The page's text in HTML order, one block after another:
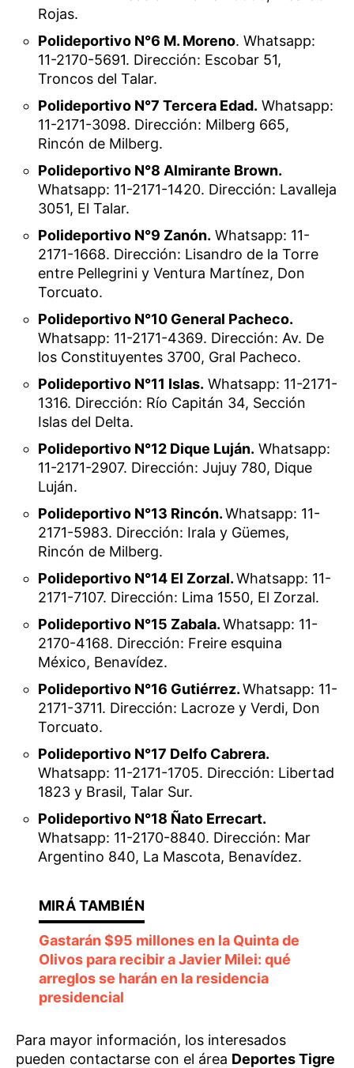
Rojas.
Polideportivo N°6 M. Moreno. Whatsapp:
11-2170-5691. Dirección: Escobar 51,
Troncos del Talar.
Polideportivo N°7 Tercera Edad. Whatsapp:
11-2171-3098. Dirección: Milberg 665,
Rincón de Milberg.
Polideportivo N°8 Almirante Brown.
Whatsapp: 11-2171-1420. Dirección: Lavalleja
3051, El Talar.
Polideportivo N°9 Zanón. Whatsapp: 11-
2171-1668. Dirección: Lisandro de la Torre
entre Pellegrini y Ventura Martínez, Don
Torcuato.
Polideportivo N°10 General Pacheco.
Whatsapp: 11-2171-4369. Dirección: Av. De
los Constituyentes 3700, Gral Pacheco.
Polideportivo N°11 Islas. Whatsapp: 11-2171-
1316. Dirección: Río Capitán 34, Sección
Islas del Delta.
Polideportivo N°12 Dique Luján. Whatsapp:
11-2171-2907. Dirección: Jujuy 780, Dique
Luján.
Polideportivo N°13 Rincón.Whatsapp: 11-
2171-5983. Dirección: Irala y Güemes,
Rincón de Milberg.
Polideportivo N°14 El Zorzal.Whatsapp: 11-
2171-7107. Dirección: Lima 1550, El Zorzal.
Polideportivo N°15 Zabala.Whatsapp: 11-
2170-4168. Dirección: Freire esquina
México, Benavídez.
Polideportivo N°16 Gutiérrez.Whatsapp: 11-
2171-3711. Dirección: Lacroze y Verdi, Don
Torcuato.
Polideportivo N°17 Delfo Cabrera.
Whatsapp: 11-2171-1705. Dirección: Libertad
1823 y Brasil, Talar Sur.
Polideportivo N°18 Ñato Errecart.
Whatsapp: 11-2170-8840. Dirección: Mar
Argentino 840, La Mascota, Benavídez.
Gastarán $95 millones en la Quinta de
Olivos para recibir a Javier Milei: qué
arreglos se harán en la residencia
presidencial
Para mayor información, los interesados
pueden contactarse con el área Deportes Tigre